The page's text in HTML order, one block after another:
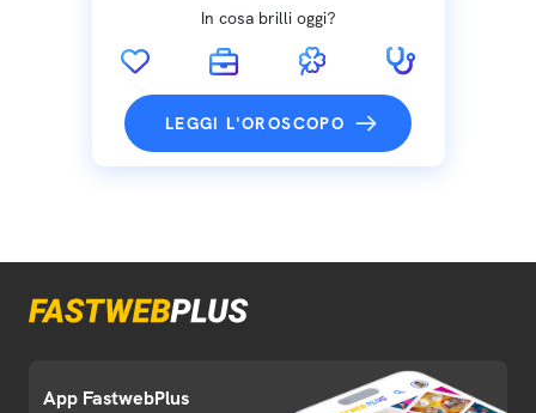
In cosa brilli oggi?
LEGGI L'OROSCOPO
App FastwebPlus